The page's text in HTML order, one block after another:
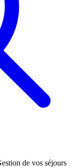
de vos séjours